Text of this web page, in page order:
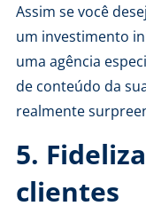
Assim se você
um investimento
uma agência
de conteúdo da
realmente
5.
clientes